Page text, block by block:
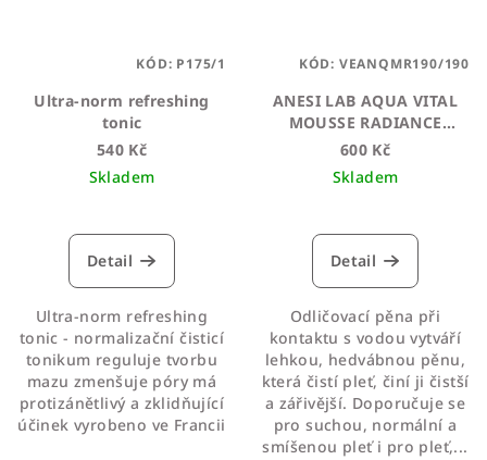
Ultra-norm refreshing
tonic
540 Kč
Skladem
Detail
Ultra-norm refreshing
tonic - normalizační čisticí
tonikum reguluje tvorbu
mazu zmenšuje póry má
protizánětlivý a zklidňující
účinek vyrobeno ve Francii
KÓD: P175/1
ANESI LAB AQUA VITAL
MOUSSE RADIANCE
FOAMING CLEANSER
600 Kč
Skladem
hodnocení
produktu
z
5
hvězdiček.
Detail
Odličovací pěna při
kontaktu s vodou vytváří
lehkou, hedvábnou pěnu,
která čistí pleť, činí ji čistší
a zářivější. Doporučuje se
pro suchou, normální a
smíšenou pleť i pro pleť,...
KÓD: VEANQMR190/190